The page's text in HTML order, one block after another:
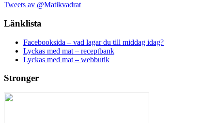
Tweets av @Matikvadrat
Länklista
Facebooksida – vad lagar du till middag idag?
Lyckas med mat – receptbank
Lyckas med mat – webbutik
Stronger